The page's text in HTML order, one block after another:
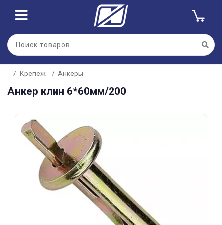
Крепеж Анкеры
Анкер клин 6*60мм/200
Для клиентов всех банков
Разбейте
оплатуна части
без переплат
График платежей
Сегодня